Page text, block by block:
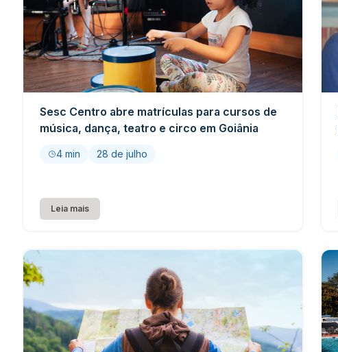
Sesc Centro abre matrículas para cursos de
música, dança, teatro e circo em Goiânia
4 min 28 de julho
Leia mais